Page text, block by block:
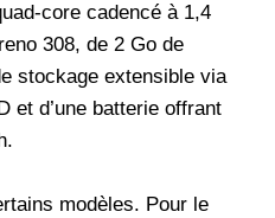
core cadencé à 1,4
308, de 2 Go de
stockage extensible via
et d’une batterie offrant
modèles. Pour le